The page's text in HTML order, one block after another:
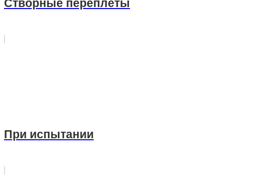
Створные переплеты
При испытании